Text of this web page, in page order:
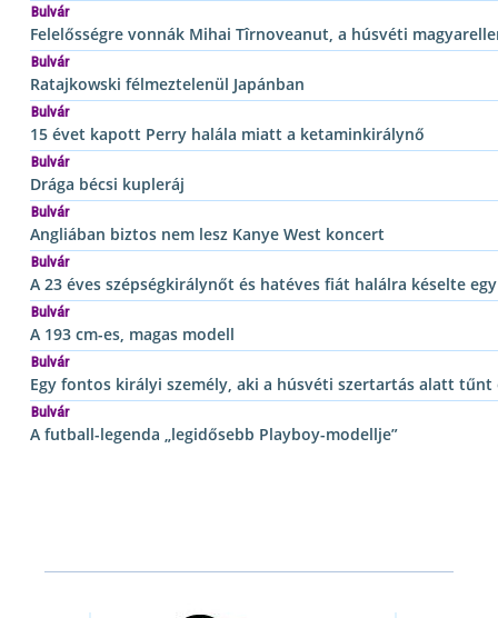
Bulvár
Felelősségre vonnák Mihai Tîrnoveanut, a húsvéti
Bulvár
Ratajkowski félmeztelenül Japánban
Bulvár
15 évet kapott Perry halála miatt a ketaminkirálynő
Bulvár
Drága bécsi kupleráj
Bulvár
Angliában biztos nem lesz Kanye West koncert
Bulvár
A 23 éves szépségkirálynőt és hatéves fiát halálra késelte
Bulvár
A 193 cm-es, magas modell
Bulvár
Egy fontos királyi személy, aki a húsvéti szertartás alatt tűnt
Bulvár
A futball-legenda „legidősebb Playboy-modellje”